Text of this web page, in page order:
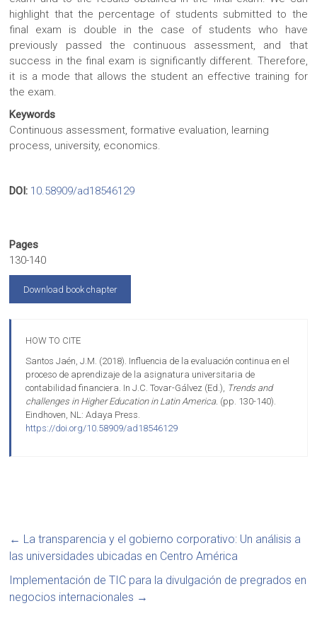
highlight that the percentage of students submitted to the
final exam is double in the case of students who have
previously passed the continuous assessment, and that
success in the final exam is significantly different. Therefore,
it is a mode that allows the student an effective training for
the exam.
Keywords
Continuous assessment, formative evaluation, learning
process, university, economics.
DOI: 10.58909/ad18546129
Pages
130-140
Download book chapter
HOW TO CITE
Santos Jaén, J.M. (2018). Influencia de la evaluación continua en el
proceso de aprendizaje de la asignatura universitaria de
contabilidad financiera. In J.C. Tovar-Gálvez (Ed.), Trends and
challenges in Higher Education in Latin America. (pp. 130-140).
Eindhoven, NL: Adaya Press.
https://doi.org/10.58909/ad18546129
← La transparencia y el gobierno corporativo: Un análisis a
las universidades ubicadas en Centro América
Implementación de TIC para la divulgación de pregrados en
negocios internacionales →